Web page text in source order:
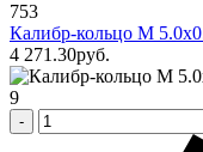
753
Калибр-кольцо М
4 271 .30pуб.
9